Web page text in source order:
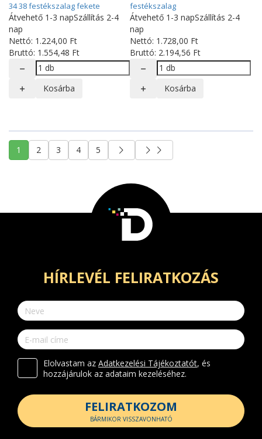
34 38 festékszalag fekete
Átvehető 1-3 napSzállítás 2-4
nap
Nettó: 1.224,00 Ft
Bruttó: 1.554,48 Ft
Kosárba
festékszalag
Átvehető 1-3 napSzállítás 2-4
nap
Nettó: 1.728,00 Ft
Bruttó: 2.194,56 Ft
Kosárba
1 2 3 4 5
HÍRLEVÉL FELIRATKOZÁS
Elolvastam az Adatkezelési Tájékoztatót, és
hozzájárulok az adataim kezeléséhez.
FELIRATKOZOM
BÁRMIKOR VISSZAVONHATÓ